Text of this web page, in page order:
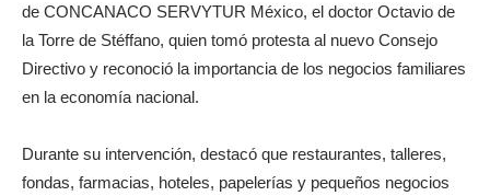
de CONCANACO SERVYTUR México, el doctor Octavio de
la Torre de Stéffano, quien tomó protesta al nuevo Consejo
Directivo y reconoció la importancia de los negocios familiares
en la economía nacional.
Durante su intervención, destacó que restaurantes, talleres,
fondas, farmacias, hoteles, papelerías y pequeños negocios